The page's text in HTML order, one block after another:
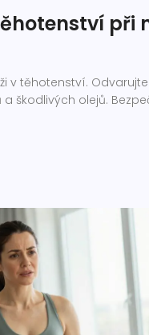
při
v těhotenství.
škodlivých olejů.